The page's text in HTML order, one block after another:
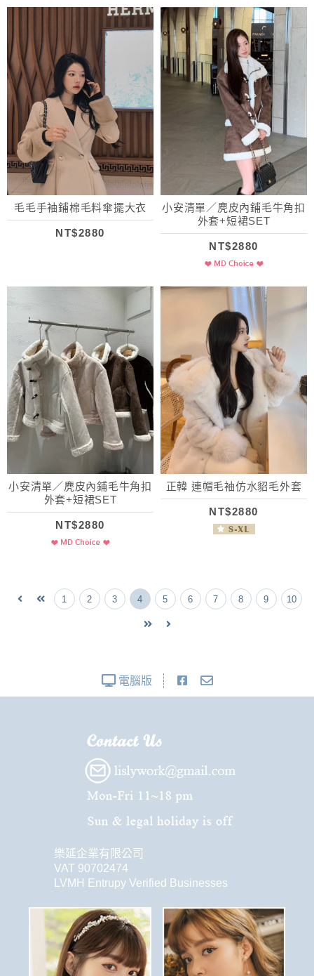
毛毛手袖鋪棉毛料傘擺大衣
NT$2880
小安清單／麂皮內鋪毛牛角扣
外套+短裙SET
NT$2880
小安清單／麂皮內鋪毛牛角扣
外套+短裙SET
NT$2880
正韓 連帽毛袖仿水貂毛外套
NT$2880
1 2 3 4 5 6 7 8 9 10
電腦版
樂延企業有限公司
VAT 90702474
LVMH Entrupy Verified Businesses